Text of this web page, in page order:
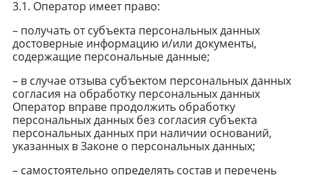
3.1. Оператор имеет право:
– получать от субъекта персональных данных
достоверные информацию и/или документы,
содержащие персональные данные;
– в случае отзыва субъектом персональных данных
согласия на обработку персональных данных
Оператор вправе продолжить обработку
персональных данных без согласия субъекта
персональных данных при наличии оснований,
указанных в Законе о персональных данных;
– самостоятельно определять состав и перечень